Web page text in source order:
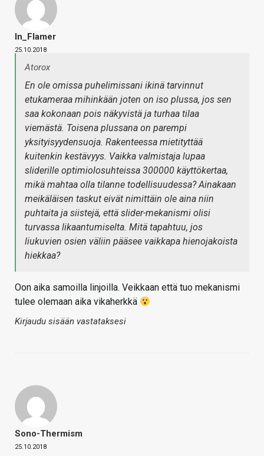
In_Flamer
25.10.2018
Atorox
En ole omissa puhelimissani ikinä tarvinnut
etukameraa mihinkään joten on iso plussa, jos sen
saa kokonaan pois näkyvistä ja turhaa tilaa
viemästä. Toisena plussana on parempi
yksityisyydensuoja. Rakenteessa mietityttää
kuitenkin kestävyys. Vaikka valmistaja lupaa
sliderille optimiolosuhteissa 300000 käyttökertaa,
mikä mahtaa olla tilanne todellisuudessa? Ainakaan
meikäläisen taskut eivät nimittäin ole aina niin
puhtaita ja siistejä, että slider-mekanismi olisi
turvassa likaantumiselta. Mitä tapahtuu, jos
liukuvien osien väliin pääsee vaikkapa hienojakoista
hiekkaa?
Oon aika samoilla linjoilla. Veikkaan että tuo mekanismi
tulee olemaan aika vikaherkkä
Kirjaudu sisään vastataksesi
Sono-Thermism
25.10.2018